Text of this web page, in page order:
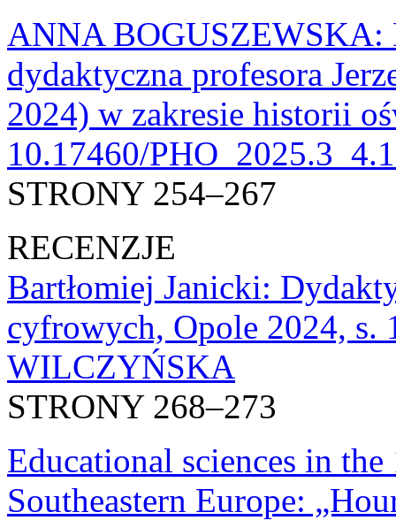
ANNA BOGUSZEWSKA:
dydaktyczna profesora
2024) w zakresie historii
10.17460/
STRONY 254–267
RECENZJE
Bartłomiej Janicki:
cyfrowych, Opole 2024,
WILCZYŃSKA
STRONY 268–273
Educational sciences in
Southeastern Europe: